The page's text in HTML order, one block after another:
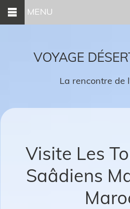
MENU
VOYAGE
La rencontre de
Visite Les
Saâdiens